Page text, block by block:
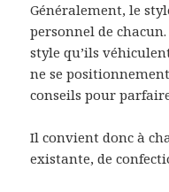
Généralement, le
personnel de
style qu’ils
ne se
conseils pour
Il convient donc à
existante, de